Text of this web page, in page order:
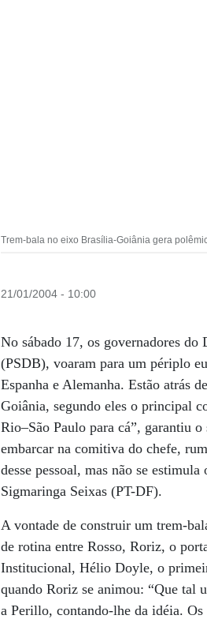
Trem-bala no eixo Brasília-Goiânia gera
21/01/2004 - 10:00
No sábado 17, os governadores
(PSDB), voaram para um périplo
Espanha e Alemanha. Estão atrás
Goiânia, segundo eles o principal
Rio–São Paulo para cá”, garantiu
embarcar na comitiva do chefe,
desse pessoal, mas não se
Sigmaringa Seixas (PT-DF).
A vontade de construir um trem-
de rotina entre Rosso, Roriz, o
Institucional, Hélio Doyle, o
quando Roriz se animou: “Que tal
a Perillo, contando-lhe da idéia. Os